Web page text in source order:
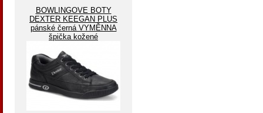
BOWLINGOVE BOTY
DEXTER KEEGAN PLUS
pánské černá VYMĚNNA
špička kožené